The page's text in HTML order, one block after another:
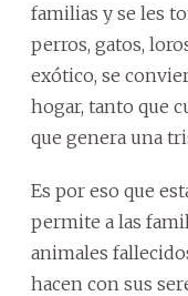
familias y se les
perros, gatos,
exótico, se
hogar, tanto que
que genera una
Es por eso que
permite a las
animales
hacen con sus